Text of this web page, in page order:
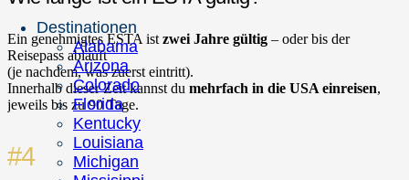
Destinationen
Alabama
Arizona
Colorado
Florida
Kentucky
Louisiana
Michigan
Ein genehmigtes ESTA ist zwei Jahre gültig – oder bis der
Reisepass abläuft
(je nachdem, was zuerst eintritt).
Innerhalb dieser Zeit kannst du mehrfach in die USA einreisen,
jeweils bis zu 90 Tage.
#4